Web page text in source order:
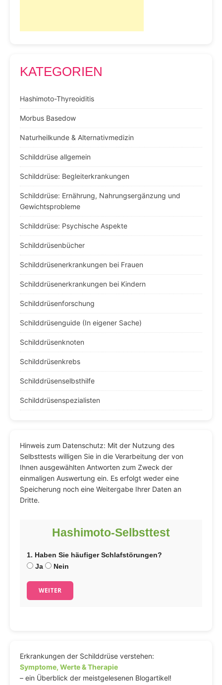
KATEGORIEN
Hashimoto-Thyreoiditis
Morbus Basedow
Naturheilkunde & Alternativmedizin
Schilddrüse allgemein
Schilddrüse: Begleiterkrankungen
Schilddrüse: Ernährung, Nahrungsergänzung und
Gewichtsprobleme
Schilddrüse: Psychische Aspekte
Schilddrüsenbücher
Schilddrüsenerkrankungen bei Frauen
Schilddrüsenerkrankungen bei Kindern
Schilddrüsenforschung
Schilddrüsenguide (In eigener Sache)
Schilddrüsenknoten
Schilddrüsenkrebs
Schilddrüsenselbsthilfe
Schilddrüsenspezialisten
Hinweis zum Datenschutz: Mit der Nutzung des
Selbsttests willigen Sie in die Verarbeitung der von
Ihnen ausgewählten Antworten zum Zweck der
einmaligen Auswertung ein. Es erfolgt weder eine
Speicherung noch eine Weitergabe Ihrer Daten an
Dritte.
Hashimoto-Selbsttest
1. Haben Sie häufiger Schlafstörungen?
Ja
Nein
WEITER
Erkrankungen der Schilddrüse verstehen:
Symptome, Werte & Therapie
– ein Überblick der meistgelesenen Blogartikel!